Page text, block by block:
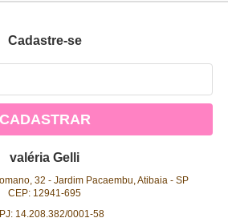
Cadastre-se
CADASTRAR
valéria Gelli
32 - Jardim Pacaembu, Atibaia- SP
CEP: 12941-695
14.208.382/0001-58